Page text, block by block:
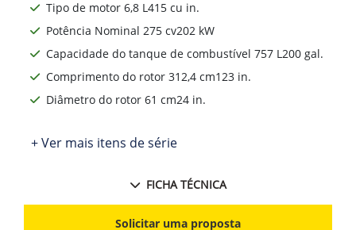
Tipo de motor 6,8 L415 cu in.
Potência Nominal 275 cv202 kW
Capacidade do tanque de combustível 757 L200 gal.
Comprimento do rotor 312,4 cm123 in.
Diâmetro do rotor 61 cm24 in.
+ Ver mais itens de série
FICHA TÉCNICA
Solicitar uma proposta